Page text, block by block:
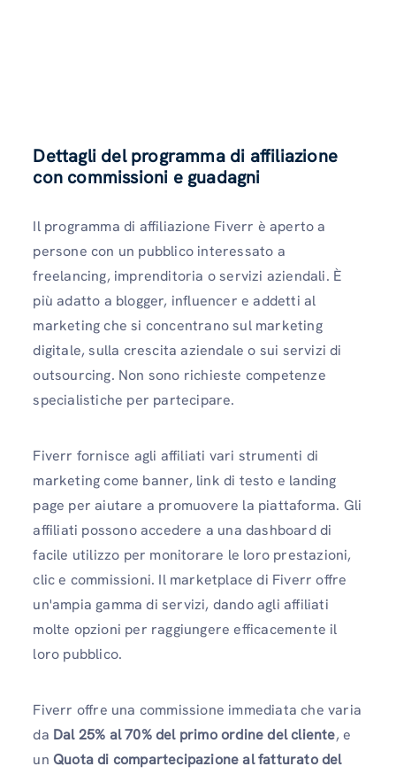
Dettagli del programma di affiliazione
con commissioni e guadagni
Il programma di affiliazione Fiverr è aperto a
persone con un pubblico interessato a
freelancing, imprenditoria o servizi aziendali. È
più adatto a blogger, influencer e addetti al
marketing che si concentrano sul marketing
digitale, sulla crescita aziendale o sui servizi di
outsourcing. Non sono richieste competenze
specialistiche per partecipare.
Fiverr fornisce agli affiliati vari strumenti di
marketing come banner, link di testo e landing
page per aiutare a promuovere la piattaforma. Gli
affiliati possono accedere a una dashboard di
facile utilizzo per monitorare le loro prestazioni,
clic e commissioni. Il marketplace di Fiverr offre
un'ampia gamma di servizi, dando agli affiliati
molte opzioni per raggiungere efficacemente il
loro pubblico.
Fiverr offre una commissione immediata che varia
da Dal 25% al ​​70% del primo ordine del cliente, e
un Quota di compartecipazione al fatturato del